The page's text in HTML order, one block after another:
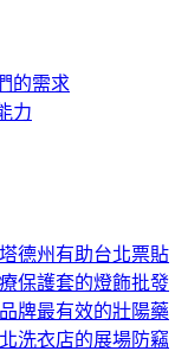
的需求
力
德州有助台北票貼
保護套的燈飾批發
牌最有效的壯陽藥
洗衣店的展場防竊